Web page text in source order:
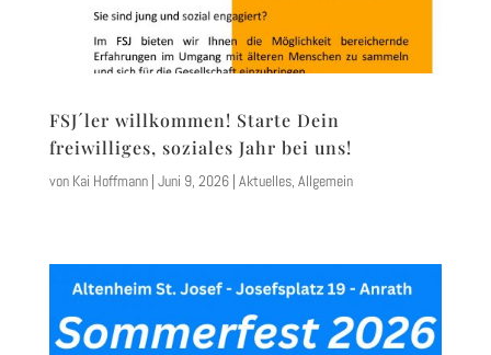
FSJ´ler willkommen! Starte Dein
freiwilliges, soziales Jahr bei uns!
von Kai Hoffmann| Juni 9, 2026| Aktuelles, Allgemein